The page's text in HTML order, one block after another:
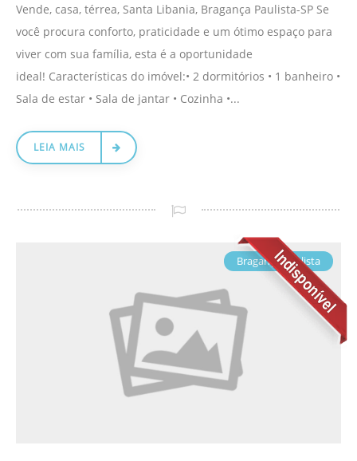
Vende, casa, térrea, Santa Libania, Bragança Paulista-SP Se
você procura conforto, praticidade e um ótimo espaço para
viver com sua família, esta é a oportunidade
ideal! Características do imóvel:• 2 dormitórios • 1 banheiro •
Sala de estar • Sala de jantar • Cozinha •...
LEIA MAIS
Bragança Paulista